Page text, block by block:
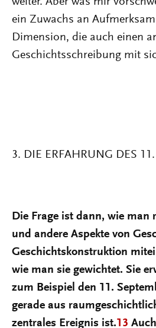
ein Zuwachs an
Dimension, die auch einen
Geschichtsschreibung mit
3. DIE ERFAHRUNG DES
Die Frage ist dann, wie man
und andere Aspekte von
Geschichtskonstruktion
wie man sie gewichtet. Sie
zum Beispiel den 11.
gerade aus
zentrales Ereignis ist.13